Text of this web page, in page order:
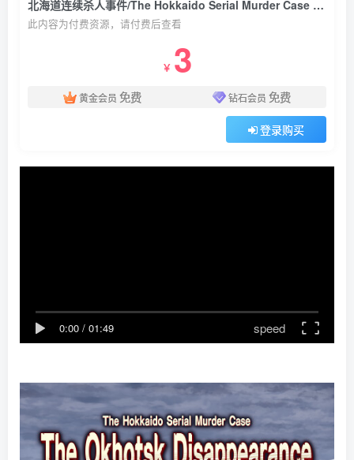
北海道连续杀人事件/The Hokkaido Serial Murder Case The Okhotsk Disappearance Build.15672920|解谜冒险|容量1GB|免安装绿色中文版
此内容为付费资源，请付费后查看
￥ 3
黄金会员 免费 钻石会员 免费
登录购买
0:00 / 01:49 speed